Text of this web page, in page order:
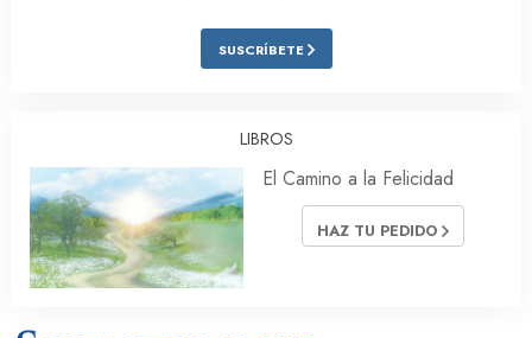
SUSCRÍBETE
LIBROS
El Camino a la Felicidad
HAZ TU PEDIDO